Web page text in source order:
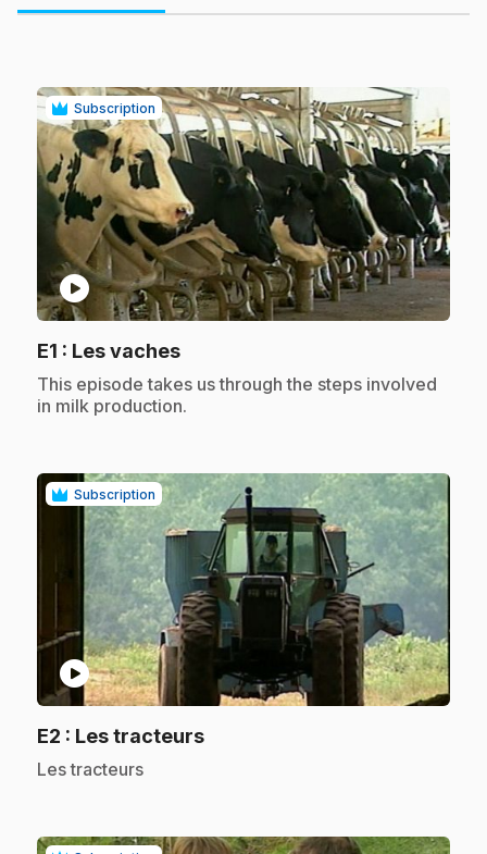
Subscription
play_circle
E1 : Les vaches.
.This episode takes us through the steps involved
in milk production.
Subscription
play_circle
E2 : Les tracteurs.
.Les tracteurs